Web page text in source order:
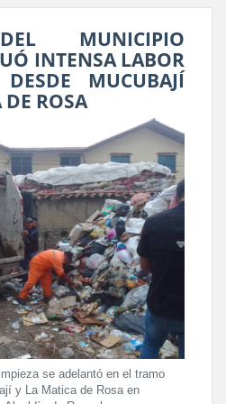
MUNICIPIO
INTENSA LABOR
MUCUBAJÍ
ROSA
se adelantó en el tramo
y La Matica de Rosa en